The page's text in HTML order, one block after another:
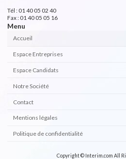
Tél : 01 40 05 02 40
Fax : 01 40 05 05 16
Menu
Accueil
Espace Entreprises
Espace Candidats
Notre Société
Contact
Mentions légales
Politique de confidentialité
Copyright © Interim.com All